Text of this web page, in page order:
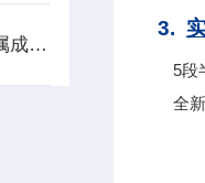
从原材料到成品，ROHS金属成分分析仪全程守护产品绿色标准
3.
5段
全